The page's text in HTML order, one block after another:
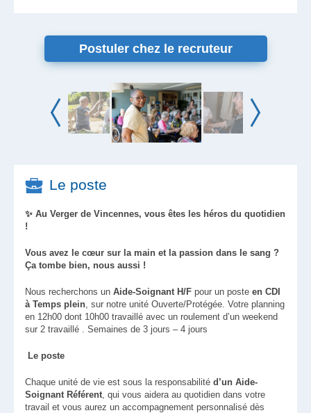
Postuler chez le recruteur
Le poste
✨ Au Verger de Vincennes, vous êtes les héros du quotidien
!
Vous avez le cœur sur la main et la passion dans le sang ?
Ça tombe bien, nous aussi !
Nous recherchons un Aide-Soignant H/F pour un poste en CDI
à Temps plein , sur notre unité Ouverte/Protégée. Votre planning
en 12h00 dont 10h00 travaillé avec un roulement d’un weekend
sur 2 travaillé . Semaines de 3 jours – 4 jours
Le poste
Chaque unité de vie est sous la responsabilité d’un Aide-
Soignant Référent , qui vous aidera au quotidien dans votre
travail et vous aurez un accompagnement personnalisé dès